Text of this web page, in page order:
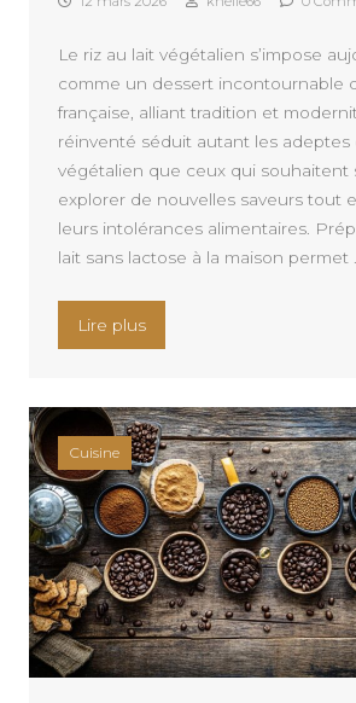
Le riz au lait végétalien s’impose
comme un dessert incontournable
française, alliant tradition et
réinventé séduit autant les adeptes
végétalien que ceux qui souhaitent
explorer de nouvelles saveurs tout
leurs intolérances alimentaires.
lait sans lactose à la maison permet
Lire plus« Les secrets d’un riz au
Cuisine